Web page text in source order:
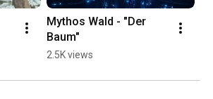
Mythos Wald - "Der
Baum"
2.5K views